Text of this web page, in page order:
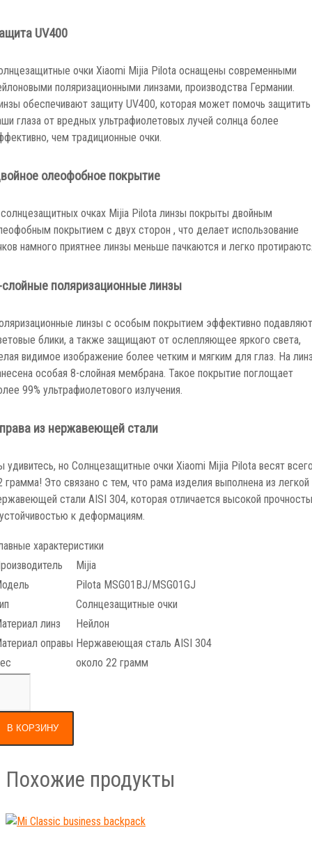
UV400
очки Xiaomi Mijia Pilota оснащены современными
поляризационными линзами, производства Германии.
обеспечивают защиту UV400, которая может помочь защитить
глаза от вредных ультрафиолетовых лучей солнца более
чем традиционные очки.
олеофобное покрытие
очках Mijia Pilota линзы покрыты двойным
покрытием с двух сторон , что делает использование
намного приятнее линзы меньше пачкаются и легко
поляризационные линзы
линзы с особым покрытием эффективно подавляют
блики, а также защищают от ослепляющее яркого света,
видимое изображение более четким и мягким для глаз. На
особая 8-слойная мембрана. Такое покрытие поглощает
99% ультрафиолетового излучения.
из нержавеющей стали
удивитесь, но Солнцезащитные очки Xiaomi Mijia Pilota весят
грамма! Это связано с тем, что рама изделия выполнена из легкой
стали AISI 304, которая отличается высокой
к деформациям.
характеристики
Mijia
Pilota MSG01BJ/MSG01GJ
Солнцезащитные очки
линз
Нейлон
оправы Нержавеющая сталь AISI 304
около 22 грамм
В КОРЗИНУ
Похожие продукты